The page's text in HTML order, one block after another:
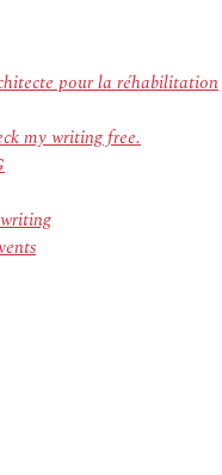
pour la réhabilitation
my writing free.